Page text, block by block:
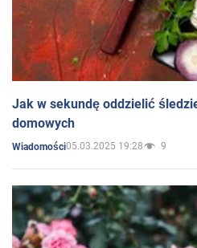
Jak w sekundę oddzielić
domowych
Wiadomości05.03.2025 19:28 9